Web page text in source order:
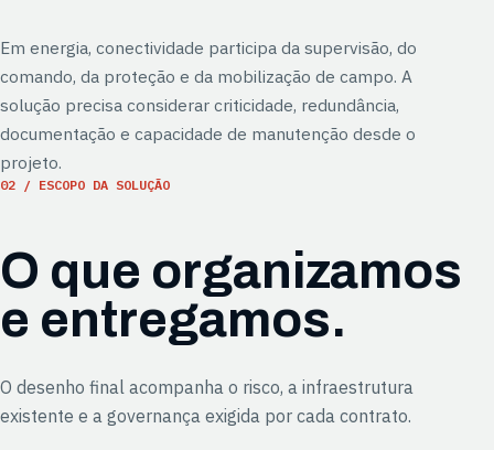
Em energia, conectividade participa da supervisão, do
comando, da proteção e da mobilização de campo. A
solução precisa considerar criticidade, redundância,
documentação e capacidade de manutenção desde o
projeto.
02 / ESCOPO DA SOLUÇÃO
O que organizamos
e entregamos.
O desenho final acompanha o risco, a infraestrutura
existente e a governança exigida por cada contrato.